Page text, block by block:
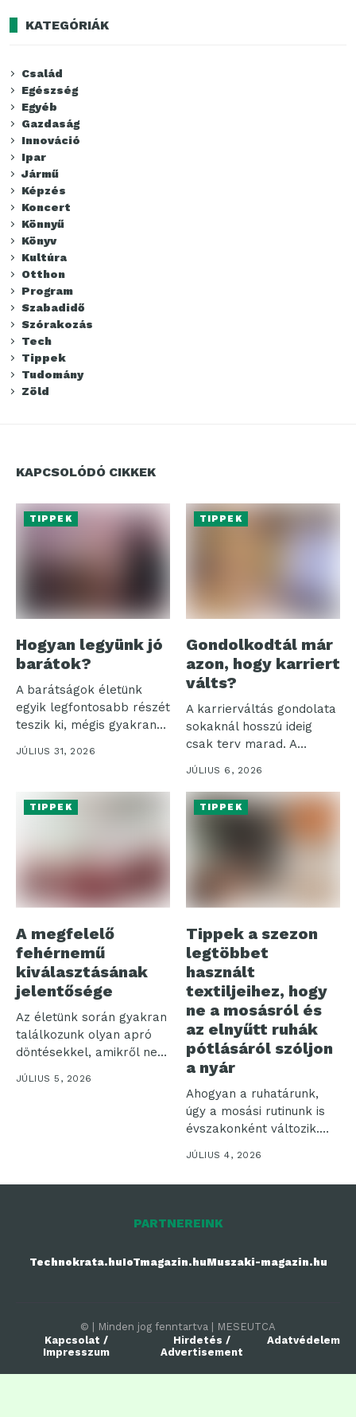
KATEGÓRIÁK
Család
Egészség
Egyéb
Gazdaság
Innováció
Ipar
Jármű
Képzés
Koncert
Könnyű
Könyv
Kultúra
Otthon
Program
Szabadidő
Szórakozás
Tech
Tippek
Tudomány
Zöld
KAPCSOLÓDÓ CIKKEK
TIPPEK
Hogyan legyünk jó
barátok?
A barátságok életünk
egyik legfontosabb részét
teszik ki, mégis gyakran
háttérbe szorulnak...
JÚLIUS 31, 2026
TIPPEK
Gondolkodtál már
azon, hogy karriert
válts?
A karrierváltás gondolata
sokaknál hosszú ideig
csak terv marad. A
bizonytalanság érthető,...
JÚLIUS 6, 2026
TIPPEK
A megfelelő
fehérnemű
kiválasztásának
jelentősége
Az életünk során gyakran
találkozunk olyan apró
döntésekkel, amikről nem
JÚLIUS 5, 2026
TIPPEK
Tippek a szezon
legtöbbet
használt
textiljeihez, hogy
ne a mosásról és
az elnyűtt ruhák
pótlásáról szóljon
a nyár
Ahogyan a ruhatárunk,
úgy a mosási rutinunk is
évszakonként változik.
JÚLIUS 4, 2026
PARTNEREINK
Technokrata.huIoTmagazin.huMuszaki-magazin.hu
© | Minden jog fenntartva | MESEUTCA
Kapcsolat /
Impresszum
Hirdetés /
Advertisement
Adatvédelem